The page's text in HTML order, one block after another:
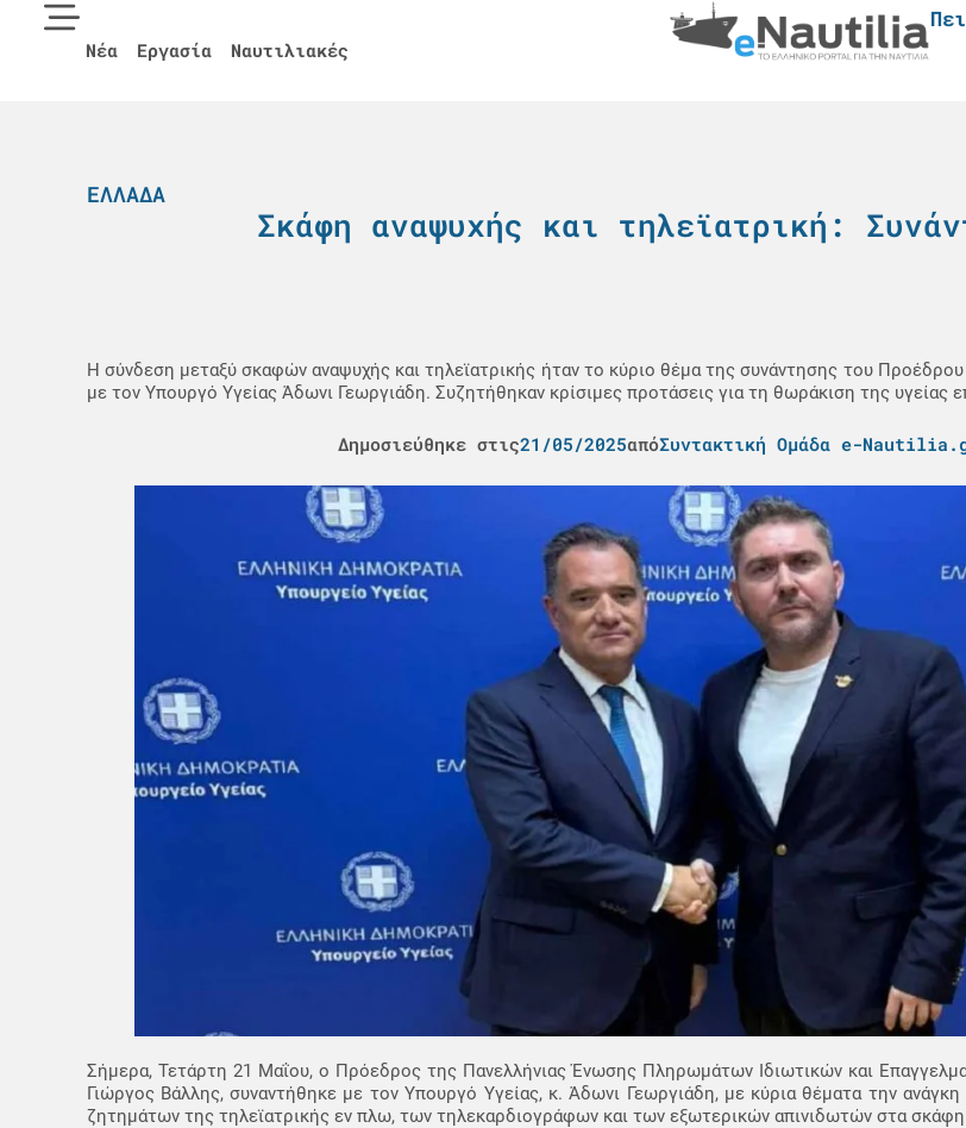
Νέα Εργασία Ναυτιλιακές
ΕΛΛΆΔΑ
Σκάφη αναψυχής και τηλεϊατρική:
Η σύνδεση μεταξύ σκαφών αναψυχής και τηλεϊατρικής ήταν το κύριο θέμα της συνάντησης του
με τον Υπουργό Υγείας Άδωνι Γεωργιάδη. Συζητήθηκαν κρίσιμες προτάσεις για τη θωράκιση της υγείας
Δημοσιεύθηκε στις21/05/2025απόΣυντακτική Ομάδα e-
Σήμερα, Τετάρτη 21 Μαΐου, ο Πρόεδρος της Πανελλήνιας Ένωσης Πληρωμάτων Ιδιωτικών και
Γιώργος Βάλλης, συναντήθηκε με τον Υπουργό Υγείας, κ. Άδωνι Γεωργιάδη, με κύρια θέματα την
ζητημάτων της τηλεϊατρικής εν πλω, των τηλεκαρδιογράφων και των εξωτερικών απινιδωτών στα